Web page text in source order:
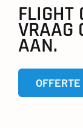
FLIGHT
VRAAG
AAN.